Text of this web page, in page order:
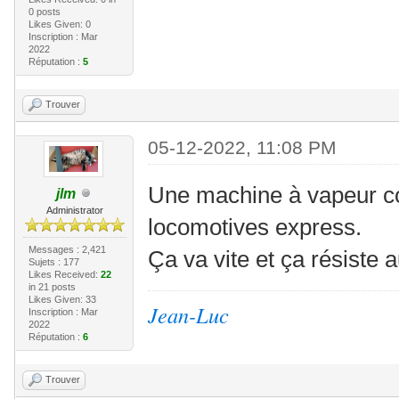
0 posts
Likes Given: 0
Inscription : Mar
2022
Réputation : 5
Trouver
jlm
Administrator
Messages : 2,421
Sujets : 177
Likes Received: 22
in 21 posts
Likes Given: 33
Inscription : Mar
2022
Réputation : 6
05-12-2022, 11:08 PM
Une machine à vapeur
locomotives express.
Ça va vite et ça résiste
Jean-Luc
Trouver